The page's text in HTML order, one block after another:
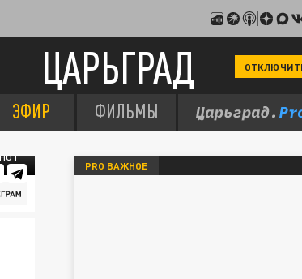
ЦАРЬГРАД
ЭФИР ФИЛЬМЫ
PRO ВАЖНОЕ